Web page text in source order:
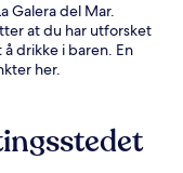
Galera del Mar.
at du har utforsket
drikke i baren. En
her.